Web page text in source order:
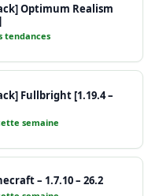
Optimum Realism
tendances
Fullbright [1.19.4 –
semaine
– 1.7.10 – 26.2